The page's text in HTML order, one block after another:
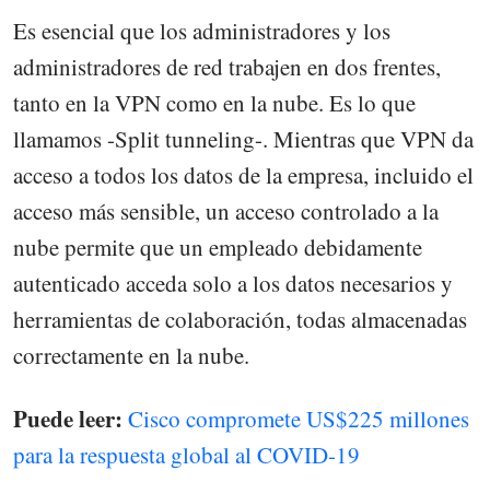
Es esencial que los administradores y los
administradores de red trabajen en dos frentes,
tanto en la VPN como en la nube. Es lo que
llamamos -Split tunneling-. Mientras que VPN da
acceso a todos los datos de la empresa, incluido el
acceso más sensible, un acceso controlado a la
nube permite que un empleado debidamente
autenticado acceda solo a los datos necesarios y
herramientas de colaboración, todas almacenadas
correctamente en la nube.
Puede leer: Cisco compromete US$225 millones
para la respuesta global al COVID-19